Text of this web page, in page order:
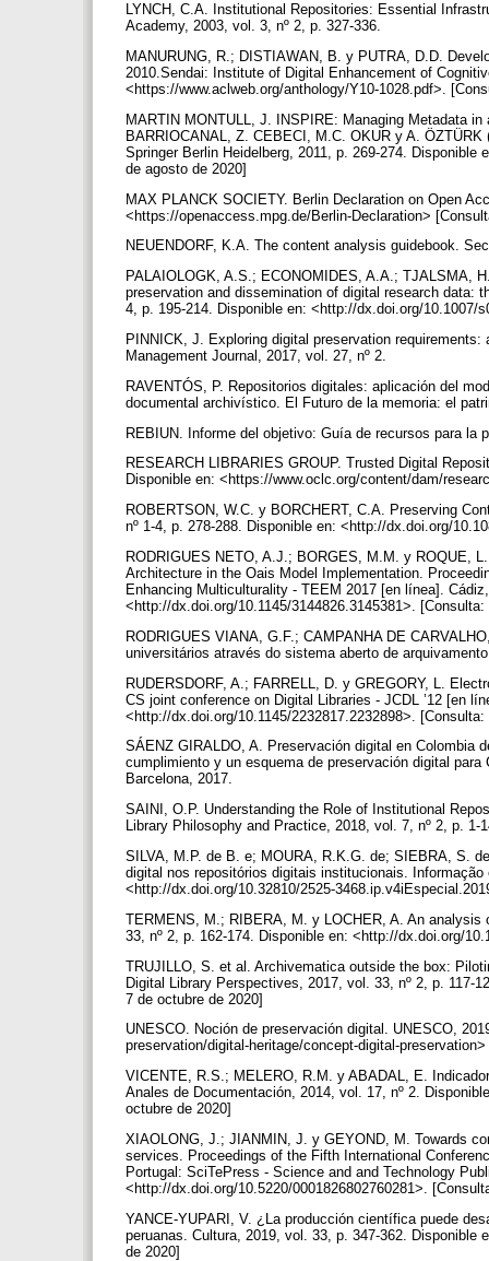
LYNCH, C.A. Institutional Repositories: Essential
Academy, 2003, vol. 3, nº 2, p. 327-336.
MANURUNG, R.; DISTIAWAN, B. y PUTRA, D.D.
2010.Sendai: Institute of Digital Enhancement of
<https://www.aclweb.org/anthology/Y10-1028.pdf>.
MARTIN MONTULL, J. INSPIRE: Managing Metadata
BARRIOCANAL, Z. CEBECI, M.C. OKUR y A.
Springer Berlin Heidelberg, 2011, p. 269-274.
de agosto de 2020]
MAX PLANCK SOCIETY. Berlin Declaration on Open
<https://openaccess.mpg.de/Berlin-Declaration>
NEUENDORF, K.A. The content analysis guidebook.
PALAIOLOGK, A.S.; ECONOMIDES, A.A.; TJALSMA,
preservation and dissemination of digital research data:
4, p. 195-214. Disponible en: <http://dx.doi.org/
PINNICK, J. Exploring digital preservation
Management Journal, 2017, vol. 27, nº 2.
RAVENTÓS, P. Repositorios digitales: aplicación del
documental archivístico. El Futuro de la memoria: el
REBIUN. Informe del objetivo: Guía de recursos para
RESEARCH LIBRARIES GROUP. Trusted Digital
Disponible en: <https://www.oclc.org/content/dam/
ROBERTSON, W.C. y BORCHERT, C.A. Preserving
nº 1-4, p. 278-288. Disponible en: <http://dx.doi.org/
RODRIGUES NETO, A.J.; BORGES, M.M. y ROQUE,
Architecture in the Oais Model Implementation.
Enhancing Multiculturality - TEEM 2017 [en línea].
<http://dx.doi.org/10.1145/3144826.3145381>.
RODRIGUES VIANA, G.F.; CAMPANHA DE
universitários através do sistema aberto de
RUDERSDORF, A.; FARRELL, D. y GREGORY, L.
CS joint conference on Digital Libraries - JCDL ’12 [en
<http://dx.doi.org/10.1145/2232817.2232898>.
SÁENZ GIRALDO, A. Preservación digital en
cumplimiento y un esquema de preservación digital
Barcelona, 2017.
SAINI, O.P. Understanding the Role of Institutional
Library Philosophy and Practice, 2018, vol. 7, nº 2, p. 1-
SILVA, M.P. de B. e; MOURA, R.K.G. de; SIEBRA, S.
digital nos repositórios digitais institucionais.
<http://dx.doi.org/10.32810/2525-
TERMENS, M.; RIBERA, M. y LOCHER, A. An
33, nº 2, p. 162-174. Disponible en: <http://dx.doi.org/
TRUJILLO, S. et al. Archivematica outside the box:
Digital Library Perspectives, 2017, vol. 33, nº 2, p. 117-
7 de octubre de 2020]
UNESCO. Noción de preservación digital. UNESCO,
preservation/digital-heritage/concept-digital-
VICENTE, R.S.; MELERO, R.M. y ABADAL, E.
Anales de Documentación, 2014, vol. 17, nº 2.
octubre de 2020]
XIAOLONG, J.; JIANMIN, J. y GEYOND, M. Towards
services. Proceedings of the Fifth International
Portugal: SciTePress - Science and and Technology
<http://dx.doi.org/10.5220/0001826802760281>.
YANCE-YUPARI, V. ¿La producción científica puede
peruanas. Cultura, 2019, vol. 33, p. 347-362.
de 2020]